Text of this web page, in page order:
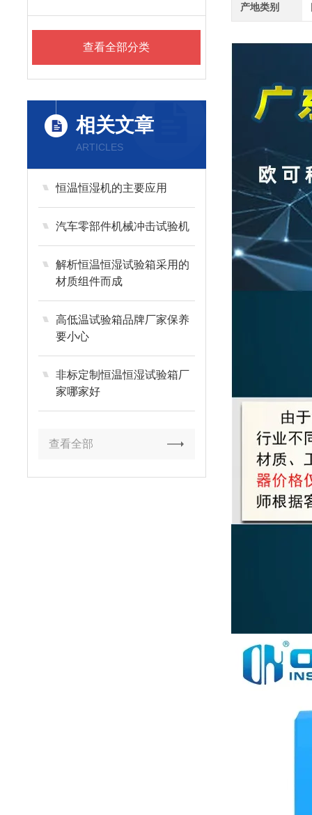
查看全部分类
相关文章
ARTICLES
恒温恒湿机的主要应用
汽车零部件机械冲击试验机
解析恒温恒湿试验箱采用的
材质组件而成
高低温试验箱品牌厂家保养
要小心
非标定制恒温恒湿试验箱厂
家哪家好
查看全部
产地类别